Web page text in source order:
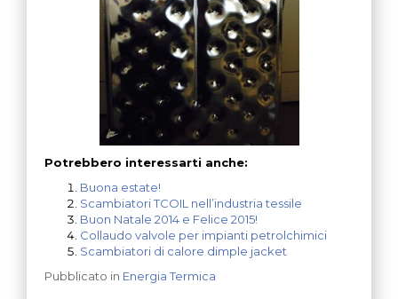
Potrebbero interessarti anche:
Buona estate!
Scambiatori TCOIL nell’industria tessile
Buon Natale 2014 e Felice 2015!
Collaudo valvole per impianti petrolchimici
Scambiatori di calore dimple jacket
Pubblicato in Energia Termica